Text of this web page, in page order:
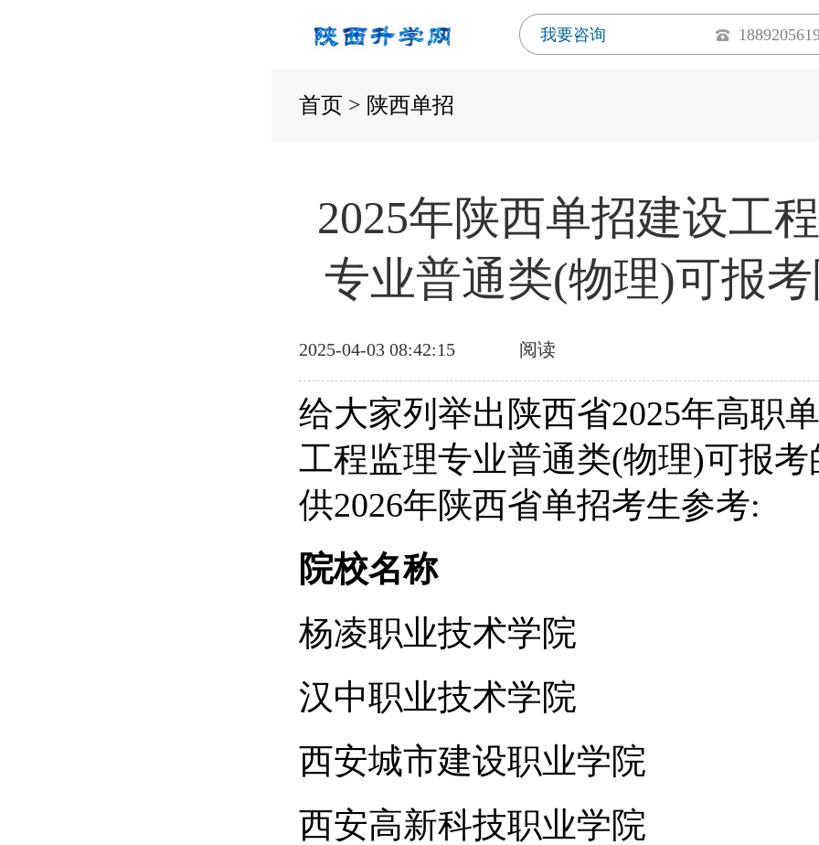
我要咨询
首页 > 陕西单招
2025年陕西单招建设工
专业普通类(物理)可报
2025-04-03 08:42:15 阅读
给大家列举出陕西省2025年高职
工程监理专业普通类(物理)可报考
供2026年陕西省单招考生参考:
院校名称
杨凌职业技术学院
汉中职业技术学院
西安城市建设职业学院
西安高新科技职业学院